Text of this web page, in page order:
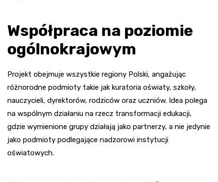
Współpraca na poziomie
ogólnokrajowym
Projekt obejmuje wszystkie regiony Polski, angażując
różnorodne podmioty takie jak kuratoria oświaty, szkoły,
nauczycieli, dyrektorów, rodziców oraz uczniów. Idea polega
na wspólnym działaniu na rzecz transformacji edukacji,
gdzie wymienione grupy działają jako partnerzy, a nie jedynie
jako podmioty podlegające nadzorowi instytucji
oświatowych.